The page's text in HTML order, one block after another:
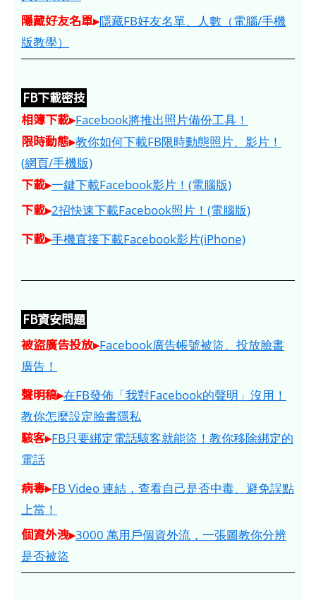
隱藏好友名單▸隱藏FB好友名單、人數（電腦/手機
版教學）
FB下載密技
相簿下載▸Facebook將推出照片備份工具！
限時動態▸教你如何下載FB限時動態照片、影片！
(網頁/手機版)
下載▸一鍵下載Facebook影片！(電腦版)
下載▸2招快速下載Facebook照片！(電腦版)
下載▸手機直接下載Facebook影片(iPhone)
FB資安問題
被盜廣告投放▸Facebook廣告帳號被盜、投放臉書
廣告！
聲明稿▸在FB發佈「我對Facebook的聲明」沒用！
教你怎麼設定臉書隱私
駭客▸FB只要綁定電話駭客就能盜！教你移除綁定的
電話
病毒▸FB Video 連結，查看自己是否中毒、避免誤點
上當！
個資外洩▸3000 萬用戶個資外流，一張圖教你分辨
是否被盜